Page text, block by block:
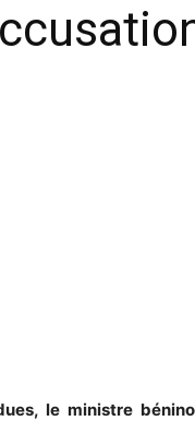
le ministre